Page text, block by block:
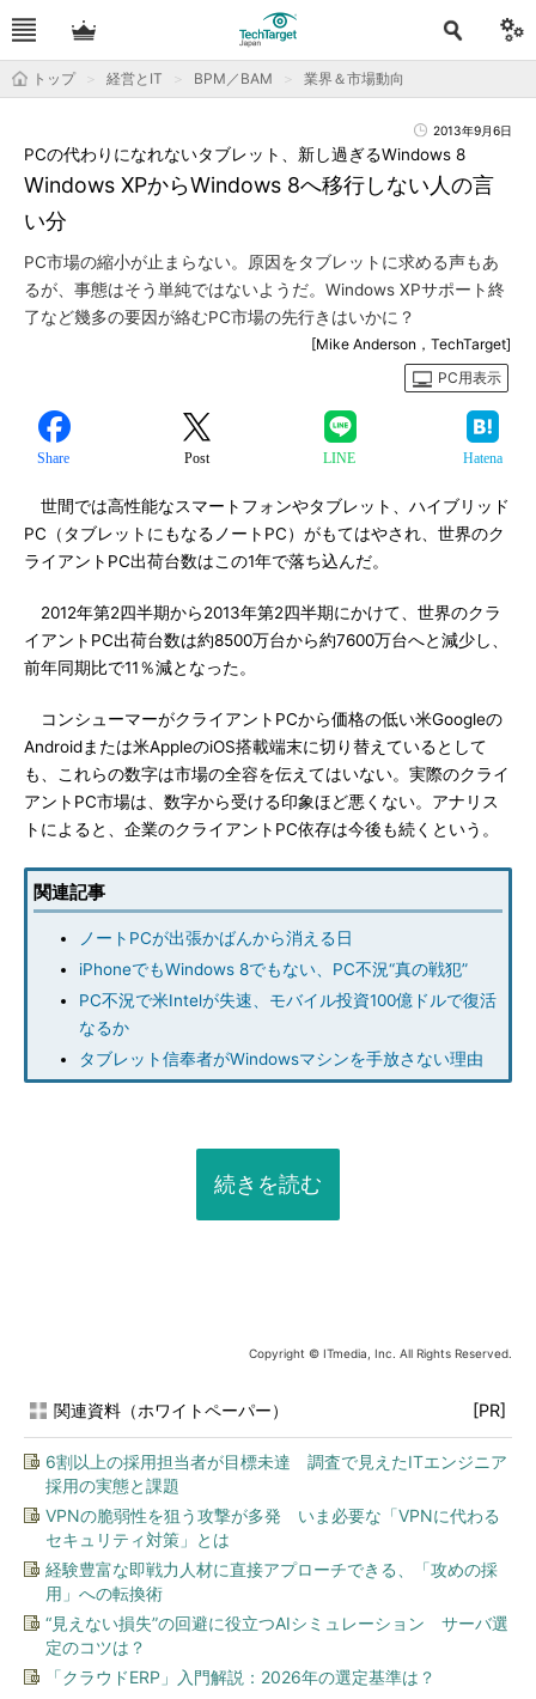
トップ 経営とIT BPM／BAM 業界＆市場動向
2013年9月6日
Windows XPからWindows 8へ移行しない人の言
い分
PCの代わりになれないタブレット、新し過ぎるWindows 8
PC市場の縮小が止まらない。原因をタブレットに求める声もあ
るが、事態はそう単純ではないようだ。Windows XPサポート終
了など幾多の要因が絡むPC市場の先行きはいかに？
[Mike Anderson，TechTarget]
PC用表示
Share Post LINE Hatena
世間では高性能なスマートフォンやタブレット、ハイブリッド
PC（タブレットにもなるノートPC）がもてはやされ、世界のク
ライアントPC出荷台数はこの1年で落ち込んだ。
2012年第2四半期から2013年第2四半期にかけて、世界のクラ
イアントPC出荷台数は約8500万台から約7600万台へと減少し、
前年同期比で11％減となった。
コンシューマーがクライアントPCから価格の低い米Googleの
Androidまたは米AppleのiOS搭載端末に切り替えているとして
も、これらの数字は市場の全容を伝えてはいない。実際のクライ
アントPC市場は、数字から受ける印象ほど悪くない。アナリス
トによると、企業のクライアントPC依存は今後も続くという。
関連記事
ノートPCが出張かばんから消える日
iPhoneでもWindows 8でもない、PC不況“真の戦犯”
PC不況で米Intelが失速、モバイル投資100億ドルで復活
なるか
タブレット信奉者がWindowsマシンを手放さない理由
続きを読む
Copyright © ITmedia, Inc. All Rights Reserved.
関連資料（ホワイトペーパー） [PR]
6割以上の採用担当者が目標未達 調査で見えたITエンジニア
採用の実態と課題
VPNの脆弱性を狙う攻撃が多発 いま必要な「VPNに代わる
セキュリティ対策」とは
経験豊富な即戦力人材に直接アプローチできる、「攻めの採
用」への転換術
“見えない損失”の回避に役立つAIシミュレーション サーバ選
定のコツは？
「クラウドERP」入門解説：2026年の選定基準は？